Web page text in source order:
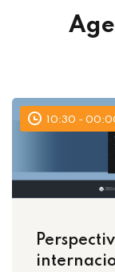
10:30 -